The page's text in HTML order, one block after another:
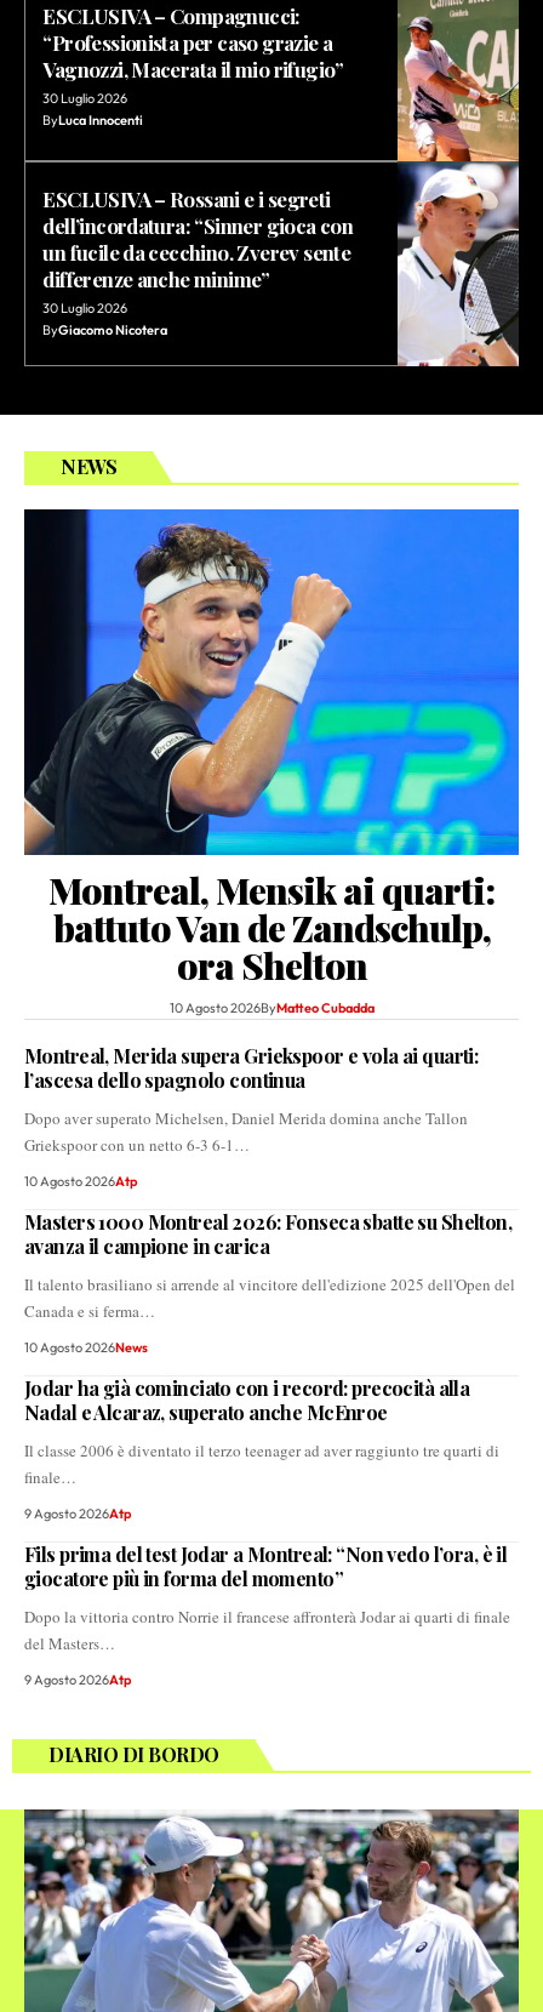
ESCLUSIVA – Compagnucci:
“Professionista per caso grazie a
Vagnozzi, Macerata il mio rifugio”
30 Luglio 2026
ByLuca Innocenti
ESCLUSIVA – Rossani e i segreti
dell’incordatura: “Sinner gioca con
un fucile da cecchino. Zverev sente
differenze anche minime”
30 Luglio 2026
ByGiacomo Nicotera
NEWS
Montreal, Mensik ai quarti:
battuto Van de Zandschulp,
ora Shelton
10 Agosto 2026ByMatteo Cubadda
Montreal, Merida supera Griekspoor e vola ai quarti:
l’ascesa dello spagnolo continua
Dopo aver superato Michelsen, Daniel Merida domina anche Tallon
Griekspoor con un netto 6-3 6-1…
10 Agosto 2026Atp
Masters 1000 Montreal 2026: Fonseca sbatte su Shelton,
avanza il campione in carica
Il talento brasiliano si arrende al vincitore dell'edizione 2025 dell'Open del
Canada e si ferma…
10 Agosto 2026News
Jodar ha già cominciato con i record: precocità alla
Nadal e Alcaraz, superato anche McEnroe
Il classe 2006 è diventato il terzo teenager ad aver raggiunto tre quarti di
finale…
9 Agosto 2026Atp
Fils prima del test Jodar a Montreal: “Non vedo l’ora, è il
giocatore più in forma del momento”
Dopo la vittoria contro Norrie il francese affronterà Jodar ai quarti di finale
del Masters…
9 Agosto 2026Atp
DIARIO DI BORDO